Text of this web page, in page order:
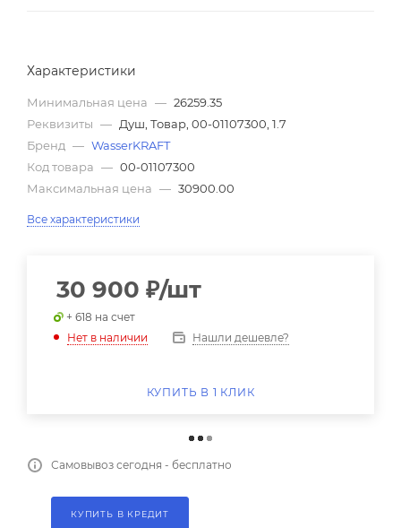
Характеристики
Минимальная цена — 26259.35
Реквизиты — Душ, Товар, 00-01107300, 1.7
Бренд — WasserKRAFT
Код товара — 00-01107300
Максимальная цена — 30900.00
Все характеристики
30 900 ₽/шт
+ 618 на счет
Нет в наличии
Нашли дешевле?
КУПИТЬ В 1 КЛИК
Самовывоз сегодня - бесплатно
КУПИТЬ В КРЕДИТ